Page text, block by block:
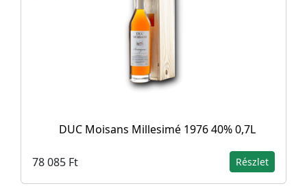
DUC Moisans Millesimé 1976 40% 0,7L
78 085 Ft Részlet